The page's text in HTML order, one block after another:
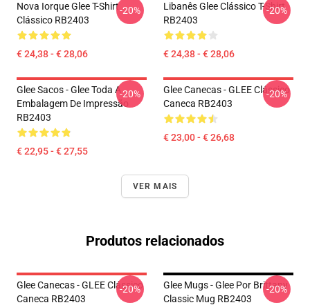
Nova Iorque Glee T-Shirt
Clássico RB2403
€ 24,38 - € 28,06
-20%
Libanês Glee Clássico T-Shirt
RB2403
€ 24,38 - € 28,06
-20%
Glee Sacos - Glee Toda A
Embalagem De Impressão
RB2403
€ 22,95 - € 27,55
-20%
Glee Canecas - GLEE Clássico
Caneca RB2403
€ 23,00 - € 26,68
-20%
VER MAIS
Produtos relacionados
Glee Canecas - GLEE Clássico
Caneca RB2403
-20%
Glee Mugs - Glee Por Brittany
Classic Mug RB2403
-20%